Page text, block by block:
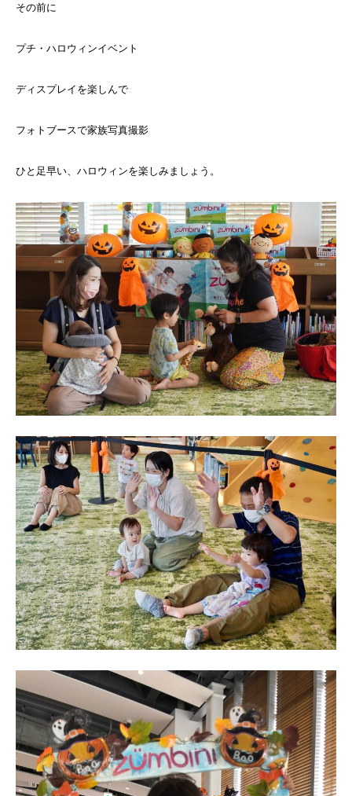
その前に
プチ・ハロウィンイベント
ディスプレイを楽しんで
フォトブースで家族写真撮影
ひと足早い、ハロウィンを楽しみましょう。